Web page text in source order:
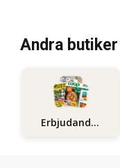
Andra
Erbjudanden